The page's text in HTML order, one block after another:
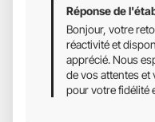
Réponse de
Bonjour, votre
réactivité et
apprécié. Nous
de vos attentes
pour votre fidélité